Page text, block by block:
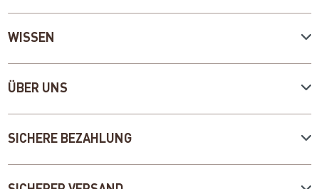
WISSEN
ÜBER UNS
SICHERE BEZAHLUNG